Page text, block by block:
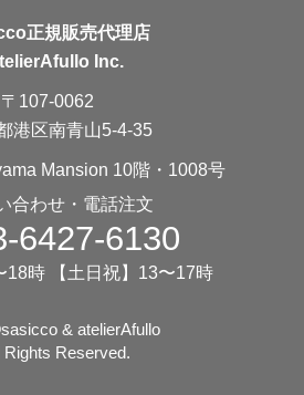
正規販売代理店
Inc.
〒107-0062
港区南青山5-4-35
Mansion 10階・1008号
合わせ・電話注文
6427-6130
18時 【土日祝】13〜17時
& atelierAfullo
Rights Reserved.